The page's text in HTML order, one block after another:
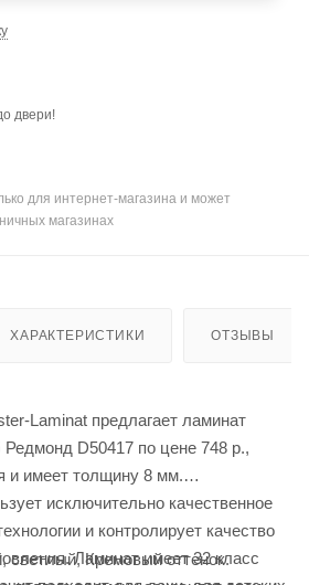
двери!
для интернет-магазина и может
магазинах
ХАРАКТЕРИСТИКИ ОТЗЫВЫ
Laminat предлагает ламинат
D50417 по цене 748 р.,
и имеет толщину 8 мм.
исключительно качественное
и контролирует качество
Ламинат имеет 32 класс
светлый, Кремовый оттенок.